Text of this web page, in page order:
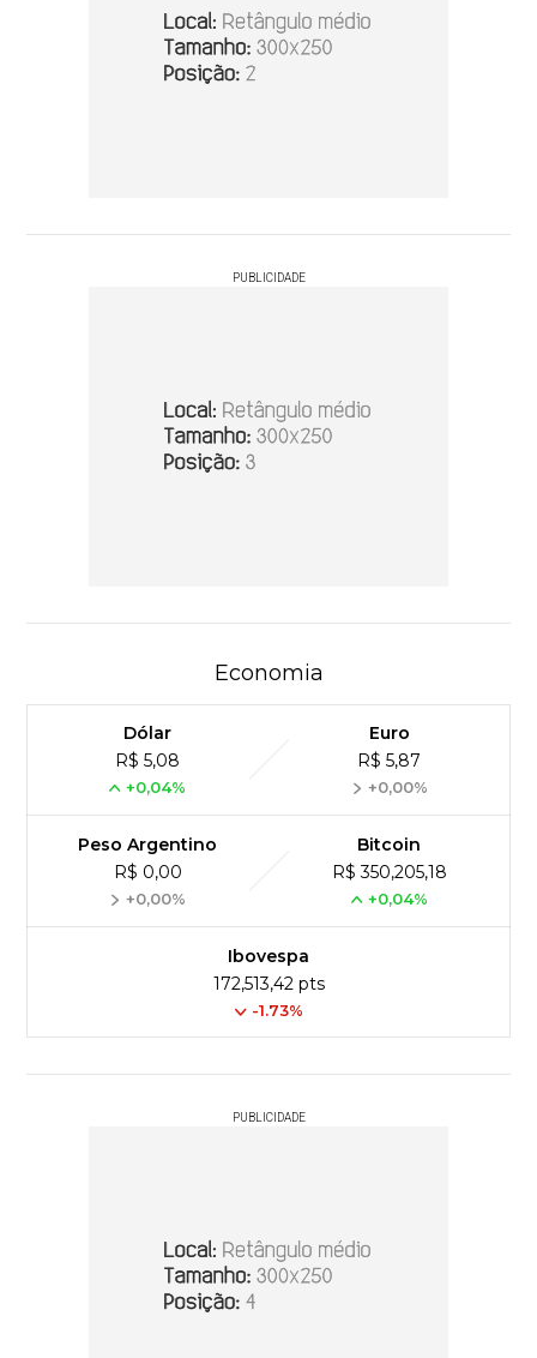
PUBLICIDADE
Economia
Dólar
R$ 5,08
+0,04%
Euro
R$ 5,87
+0,00%
Peso Argentino
R$ 0,00
+0,00%
Bitcoin
R$ 350,205,18
+0,04%
Ibovespa
172,513,42 pts
-1.73%
PUBLICIDADE